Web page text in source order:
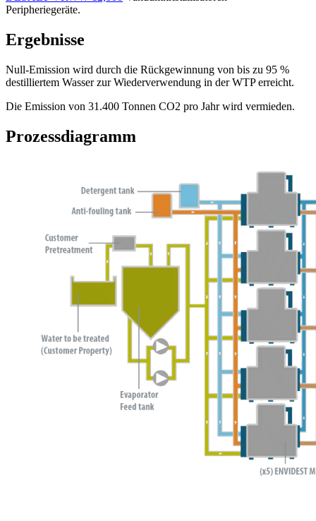
Peripheriegeräte.
Ergebnisse
Null-Emission wird durch die Rückgewinnung von bis zu 95 %
destilliertem Wasser zur Wiederverwendung in der WTP erreicht.
Die Emission von 31.400 Tonnen CO2 pro Jahr wird vermieden.
Prozessdiagramm